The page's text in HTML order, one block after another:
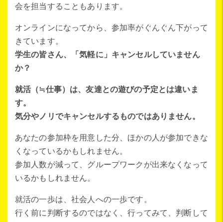
会を担当することもあります。
オンラインになってから、参加率がぐんぐん下がって
きています。
学生の皆さん、「気軽に」キャンセルしていません
か？
就活（≒仕事）は、友達との遊びの予定とは違いま
す。
気分やノリでキャンセルするものではありません。
あなたの参加枠を用意した分、ほかの人が参加できな
くなっているかもしれません。
参加人数が減って、グループワークが出来なくなって
いるかもしれません。
就活の一歩は、社会人への一歩です。
行く前に判断するのではなく、行ってみて、判断して